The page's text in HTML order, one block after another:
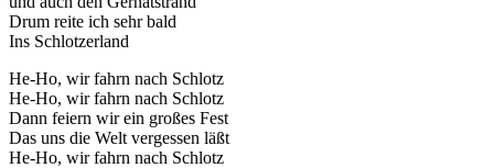
Drum reite ich sehr bald
Ins Schlotzerland
He-Ho, wir fahrn nach Schlotz
He-Ho, wir fahrn nach Schlotz
Dann feiern wir ein großes Fest
Das uns die Welt vergessen läßt
He-Ho, wir fahrn nach Schlotz